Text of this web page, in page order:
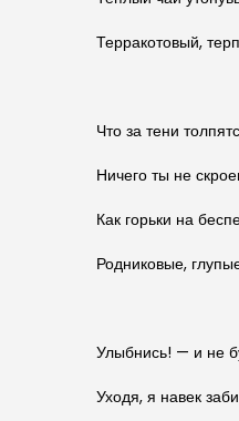
Терракотовый,
Что за тени
Ничего ты не
Как горьки на
Родниковые,
Улыбнись! — и не
Уходя, я навек